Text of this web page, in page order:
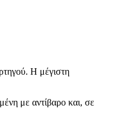
Η μέγιστη
με αντίβαρο και, σε